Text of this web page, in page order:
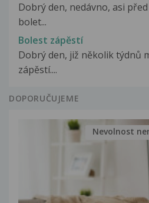
Dobrý den, nedávno, asi
bolet...
Bolest zápěstí
Dobrý den, již několik týdnů
zápěstí....
DOPORUČUJEME
Nevolnost